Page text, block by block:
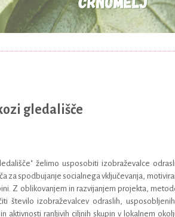
gledališče
želimo usposobiti izobraževalce
za spodbujanje socialnega vključevanja,
Z oblikovanjem in razvijanjem projekta,
število izobraževalcev odraslih,
aktivnosti ranljivih ciljnih skupin v lokalnem